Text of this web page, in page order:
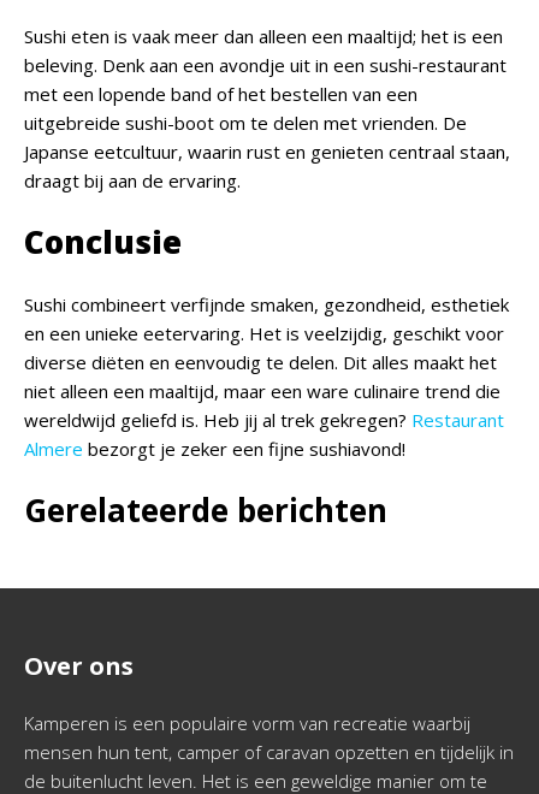
Sushi eten is vaak meer dan alleen een maaltijd; het is een
beleving. Denk aan een avondje uit in een sushi-restaurant
met een lopende band of het bestellen van een
uitgebreide sushi-boot om te delen met vrienden. De
Japanse eetcultuur, waarin rust en genieten centraal staan,
draagt bij aan de ervaring.
Conclusie
Sushi combineert verfijnde smaken, gezondheid, esthetiek
en een unieke eetervaring. Het is veelzijdig, geschikt voor
diverse diëten en eenvoudig te delen. Dit alles maakt het
niet alleen een maaltijd, maar een ware culinaire trend die
wereldwijd geliefd is. Heb jij al trek gekregen? Restaurant
Almere bezorgt je zeker een fijne sushiavond!
Gerelateerde berichten
Over ons
Kamperen is een populaire vorm van recreatie waarbij
mensen hun tent, camper of caravan opzetten en tijdelijk in
de buitenlucht leven. Het is een geweldige manier om te